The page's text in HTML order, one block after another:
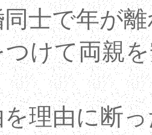
士で年が
けて両親
理由に断